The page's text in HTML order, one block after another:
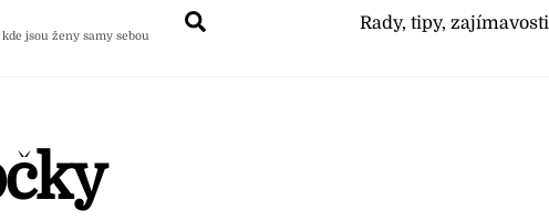
kde jsou ženy samy sebou
Rady, tipy, zajímavosti